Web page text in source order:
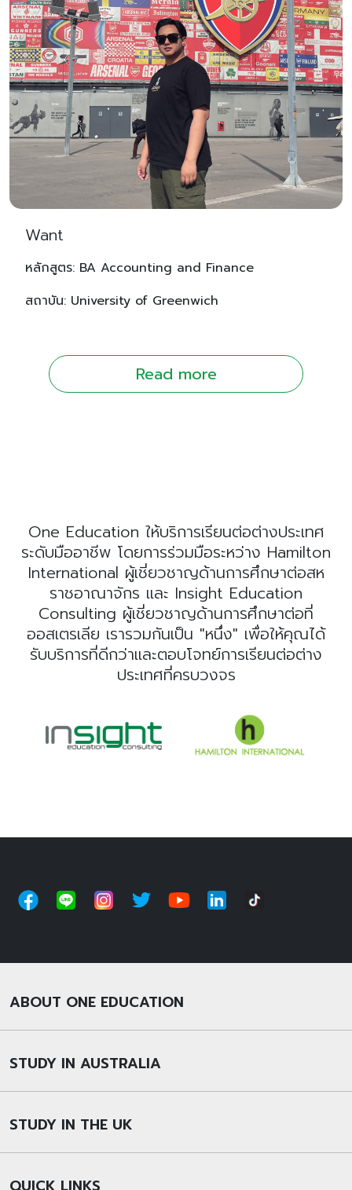
Want
หลักสูตร: BA Accounting and Finance
สถาบัน: University of Greenwich
Read more
One Education ให้บริการเรียนต่อต่างประเทศ
ระดับมืออาชีพ โดยการร่วมมือระหว่าง Hamilton
International ผู้เชี่ยวชาญด้านการศึกษาต่อสห
ราชอาณาจักร และ Insight Education
Consulting ผู้เชี่ยวชาญด้านการศึกษาต่อที่
ออสเตรเลีย เรารวมกันเป็น "หนึ่ง" เพื่อให้คุณได้
รับบริการที่ดีกว่าและตอบโจทย์การเรียนต่อต่าง
ประเทศที่ครบวงจร
ABOUT ONE EDUCATION
STUDY IN AUSTRALIA
STUDY IN THE UK